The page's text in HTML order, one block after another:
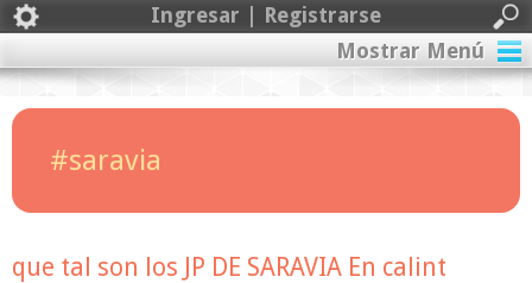
Ingresar | Registrarse
Mostrar Menú
#saravia
que tal son los JP DE SARAVIA En calint